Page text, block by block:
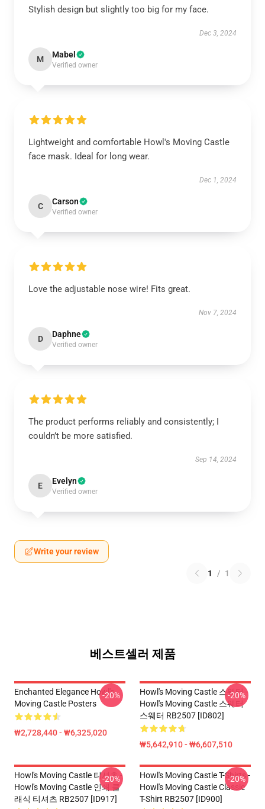
Stylish design but slightly too big for my face.
Dec 3, 2024
M Mabel
Verified owner
Lightweight and comfortable Howl's Moving Castle
face mask. Ideal for long wear.
Dec 1, 2024
C Carson
Verified owner
Love the adjustable nose wire! Fits great.
Nov 7, 2024
D Daphne
Verified owner
The product performs reliably and consistently; I
couldn’t be more satisfied.
Sep 14, 2024
E Evelyn
Verified owner
Write your review
1 / 1
베스트셀러 제품
Enchanted Elegance Howl's
Moving Castle Posters
₩2,728,440 - ₩6,325,020
-20%
Howl's Moving Castle 스웨터 -
Howl's Moving Castle 스웨터
스웨터 RB2507 [ID802]
₩5,642,910 - ₩6,607,510
-20%
Howl's Moving Castle 티셔츠 -
Howl's Moving Castle 인쇄 클
래식 티셔츠 RB2507 [ID917]
-20%
Howl's Moving Castle T-Shirts -
Howl's Moving Castle Classic
T-Shirt RB2507 [ID900]
-20%